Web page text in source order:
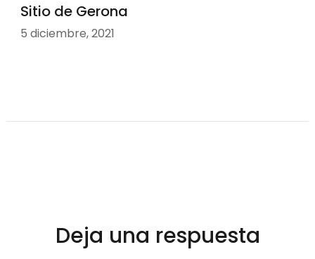
Sitio de Gerona
5 diciembre, 2021
Deja una respuesta